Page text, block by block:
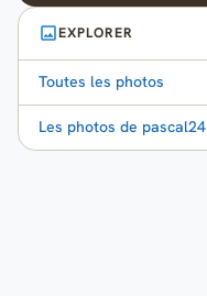
EXPLORER
Toutes les photos
Les photos de pascal24